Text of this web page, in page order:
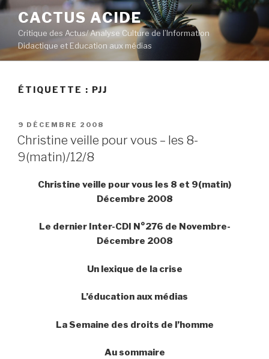
Aller
contenu
principal
CACTUS ACIDE
Critique des Actus/ Analyse Culture de l’Information
Didactique et Education aux médias
ÉTIQUETTE : PJJ
PUBLIÉ
LE
9 DÉCEMBRE 2008
Christine veille pour vous – les 8-
9(matin)/12/8
Christine veille pour vous les 8 et 9(matin)
Décembre 2008
Le dernier Inter-CDI N°276 de Novembre-
Décembre 2008
Un lexique de la crise
L’éducation aux médias
La Semaine des droits de l’homme
Au sommaire